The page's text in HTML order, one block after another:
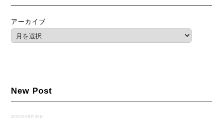
アーカイブ
New Post
2026年08月05日